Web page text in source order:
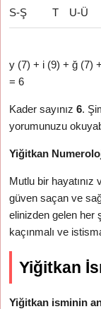
S-Ş T U-Ü
y (7) + i (9) + ğ (7)
= 6
Kader sayınız6.
yorumunuzu
Yiğitkan
Mutlu bir hayatınız
güven saçan ve
elinizden gelen her
kaçınmalı ve
Yiğitkan
Yiğitkan isminin